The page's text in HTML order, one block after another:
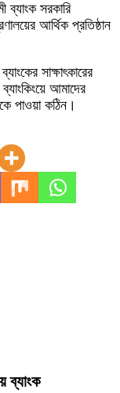
ব্যাংক সরকারি
আর্থিক প্রতিষ্ঠান
সাক্ষাৎকারের
আমাদের
পাওয়া কঠিন।
ব্যাংক